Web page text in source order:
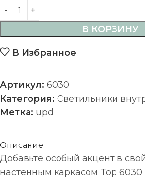
В КОРЗИНУ
В Избранное
Артикул: 6030
Категория: Светильники
Метка: upd
Описание
Добавьте особый акцент в
настенным каркасом Top 6030